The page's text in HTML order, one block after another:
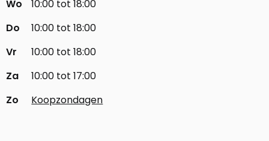
Wo
10:00 tot 18:00
Do
10:00 tot 18:00
Vr
10:00 tot 18:00
Za
10:00 tot 17:00
Zo
Koopzondagen